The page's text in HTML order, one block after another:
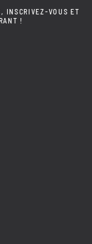
INSCRIVEZ-VOUS ET
!